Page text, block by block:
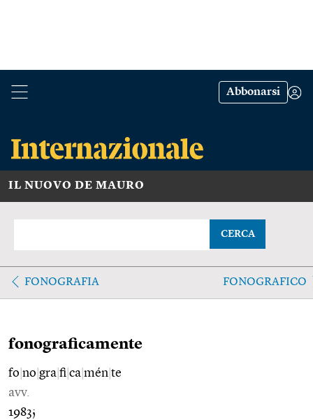
Abbonarsi
IL NUOVO DE MAURO
CERCA
FONOGRAFIA FONOGRAFICO
fonograficamente
fo no gra fi ca mén te
avv.
1983;